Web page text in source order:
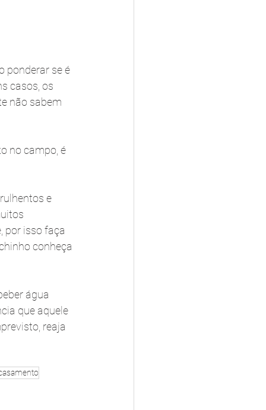
ponderar se é
casos, os
não sabem
no campo, é
e
por isso faça
conheça
água
que aquele
reaja